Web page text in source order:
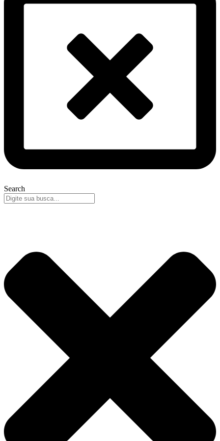
Search